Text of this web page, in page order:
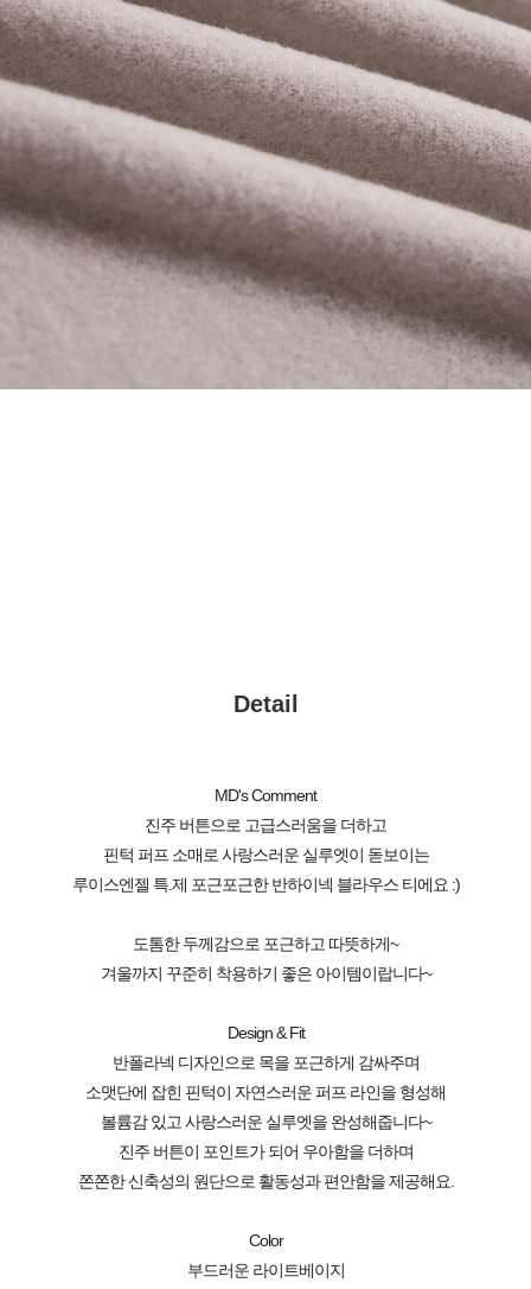
Detail
MD's Comment
진주 버튼으로 고급스러움을 더하고
핀턱 퍼프 소매로 사랑스러운 실루엣이 돋보이는
루이스엔젤 특.제 포근포근한 반하이넥 블라우스 티에요 :)
도톰한 두께감으로 포근하고 따뜻하게~
겨울까지 꾸준히 착용하기 좋은 아이템이랍니다~
Design & Fit
반폴라넥 디자인으로 목을 포근하게 감싸주며
소맷단에 잡힌 핀턱이 자연스러운 퍼프 라인을 형성해
볼륨감 있고 사랑스러운 실루엣을 완성해줍니다~
진주 버튼이 포인트가 되어 우아함을 더하며
쫀쫀한 신축성의 원단으로 활동성과 편안함을 제공해요.
Color
부드러운 라이트베이지